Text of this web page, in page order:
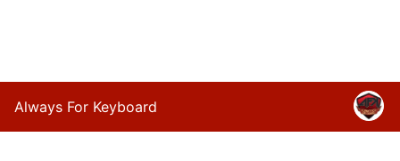
Always For Keyboard